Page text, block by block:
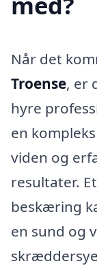
Når det
Troense, er
hyre
en
viden og
resultater.
beskæring
en sund og